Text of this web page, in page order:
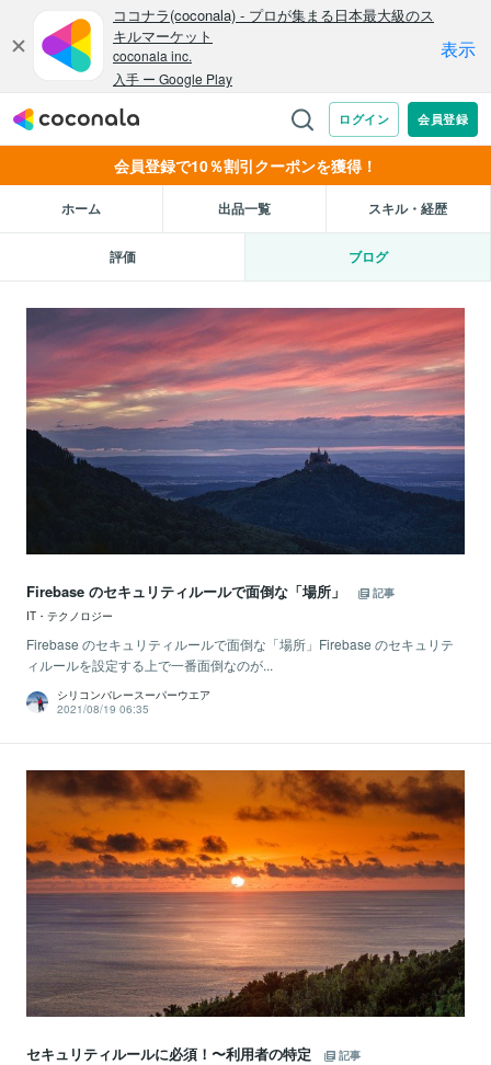
会員登録で10％割引クーポンを獲得！
ホーム 出品一覧 スキル・経歴
評価 ブログ
Firebase のセキュリティルールで面倒な「場所」
記事
IT・テクノロジー
Firebase のセキュリティルールで面倒な「場所」Firebase のセキュリテ
ィルールを設定する上で一番面倒なのが...
シリコンバレースーパーウエア
2021/08/19 06:35
セキュリティルールに必須！〜利用者の特定
記事